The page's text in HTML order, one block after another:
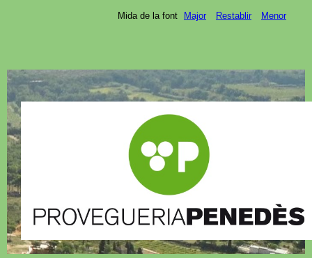
Mida de la font Major Restablir Menor